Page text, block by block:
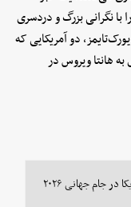
با نگرانی بزرگ و دردسری
دو آمریکایی که
به هانتا ویروس در
جام جهانی ۲۰۲۶